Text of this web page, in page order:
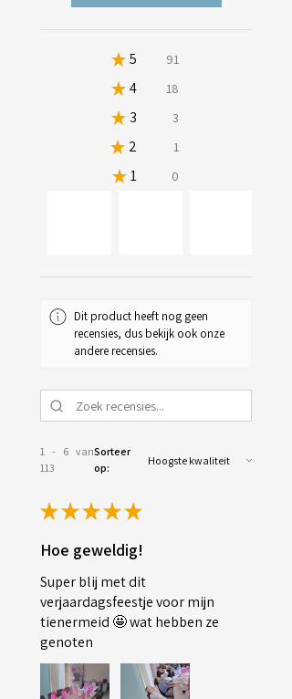
★ 5 80.53097345132744%
91
★ 4 15.929203539823009%
18
★ 3 2.6548672566371683%
3
★ 2 0.8849557522123894%
1
★ 1 0
Dit product heeft nog geen
recensies, dus bekijk ook onze
andere recensies.
1 - 6 van
113
Sorteer
op:
★★★★★
Hoe geweldig!
Super blij met dit
verjaardagsfeestje voor mijn
tienermeid 🤩 wat hebben ze
genoten